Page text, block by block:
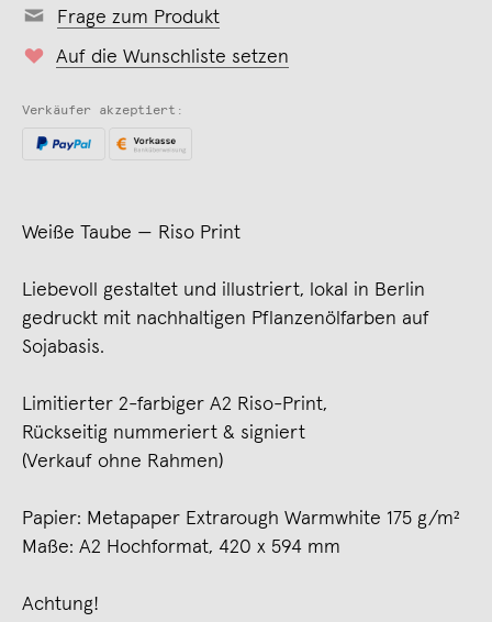
Frage zum Produkt
Auf die Wunschliste setzen
Verkäufer akzeptiert:
Weiße Taube — Riso Print
Liebevoll gestaltet und illustriert, lokal in Berlin
gedruckt mit nachhaltigen Pflanzenölfarben auf
Sojabasis.
Limitierter 2-farbiger A2 Riso-Print,
Rückseitig nummeriert & signiert
(Verkauf ohne Rahmen)
Papier: Metapaper Extrarough Warmwhite 175 g/m²
Maße: A2 Hochformat, 420 x 594 mm
Achtung!